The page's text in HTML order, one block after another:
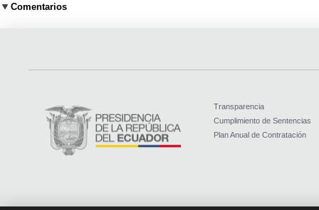
Comentarios
Transparencia
Cumplimiento de Sentencias
Plan Anual de Contratación